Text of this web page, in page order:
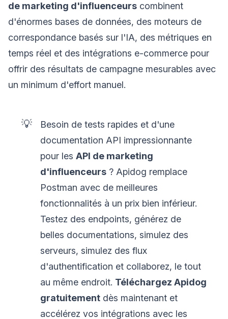
de marketing d'influenceurs combinent
d'énormes bases de données, des moteurs de
correspondance basés sur l'IA, des métriques en
temps réel et des intégrations e-commerce pour
offrir des résultats de campagne mesurables avec
un minimum d'effort manuel.
💡
Besoin de tests rapides et d'une
documentation API impressionnante
pour lesAPI de marketing
d'influenceurs ? Apidog remplace
Postman avec de meilleures
fonctionnalités à un prix bien inférieur.
Testez des endpoints, générez de
belles documentations, simulez des
serveurs, simulez des flux
d'authentification et collaborez, le tout
au même endroit. Téléchargez Apidog
gratuitement dès maintenant et
accélérez vos intégrations avec les